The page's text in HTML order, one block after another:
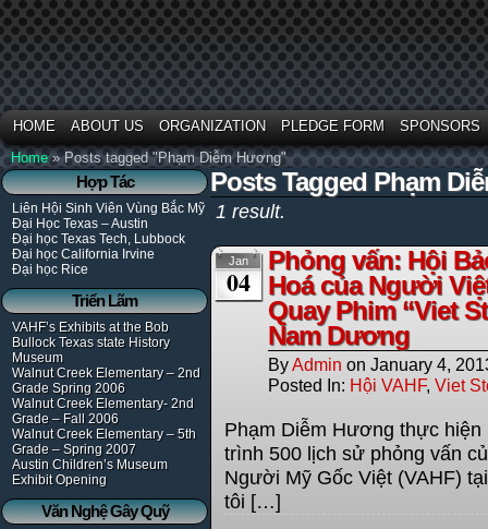
HOME ABOUT US ORGANIZATION PLEDGE FORM
SPONSORS
Home»Posts tagged "Phạm Diễm Hương"
Hợp Tác
Liên Hội Sinh Viên Vùng Bắc Mỹ
Đại Học Texas – Austin
Đại học Texas Tech, Lubbock
Đại học California Irvine
Đại học Rice
Triển Lãm
VAHF’s Exhibits at the Bob
Bullock Texas state History
Museum
Walnut Creek Elementary – 2nd
Grade Spring 2006
Walnut Creek Elementary- 2nd
Grade – Fall 2006
Walnut Creek Elementary – 5th
Grade – Spring 2007
Austin Children’s Museum
Exhibit Opening
Văn Nghệ Gây Quỹ
Posts Tagged Phạm
1 result.
Jan
04
Phỏng vấn: Hội
Hoá của Người
Quay Phim “Viet
Nam Dương
ByAdmin on January 4,
Posted In: Hội VAHF, Viet
Phạm Diễm Hương thực
trình 500 lịch sử phỏng vấn
Người Mỹ Gốc Việt (VAHF)
tôi […]